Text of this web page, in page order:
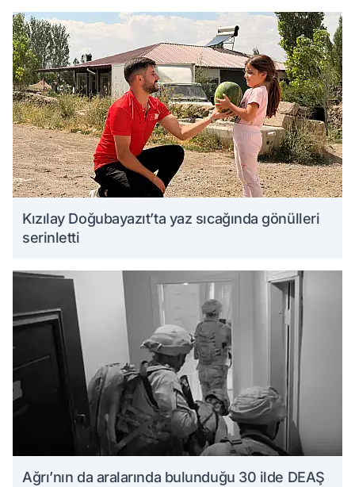
Kızılay Doğubayazıt’ta yaz sıcağında gönülleri
serinletti
Ağrı’nın da aralarında bulunduğu 30 ilde DEAŞ